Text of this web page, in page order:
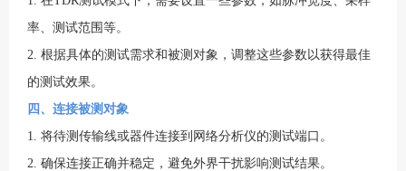
率、测试范围等。
2. 根据具体的测试需求和被测对象，调整这些参数以获得最佳
的测试效果。
四、连接被测对象
1. 将待测传输线或器件连接到网络分析仪的测试端口。
2. 确保连接正确并稳定，避免外界干扰影响测试结果。